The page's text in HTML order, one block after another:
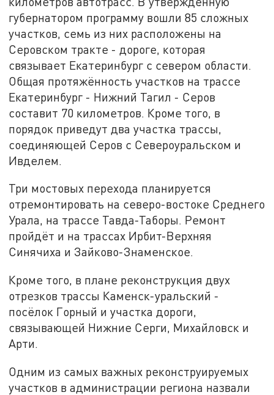
губернатором программу вошли 85 сложных
участков, семь из них расположены на
Серовском тракте - дороге, которая
связывает Екатеринбург с севером области.
Общая протяжённость участков на трассе
Екатеринбург - Нижний Тагил - Серов
составит 70 километров. Кроме того, в
порядок приведут два участка трассы,
соединяющей Серов с Североуральском и
Ивделем.
Три мостовых перехода планируется
отремонтировать на северо-востоке Среднего
Урала, на трассе Тавда-Таборы. Ремонт
пройдёт и на трассах Ирбит-Верхняя
Синячиха и Зайково-Знаменское.
Кроме того, в плане реконструкция двух
отрезков трассы Каменск-уральский -
посёлок Горный и участка дороги,
связывающей Нижние Серги, Михайловск и
Арти.
Одним из самых важных реконструируемых
участков в администрации региона назвали